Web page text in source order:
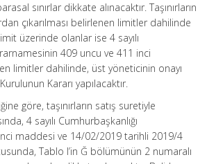
sınırlar dikkate alınacaktır. Taşınırların
çıkarılması belirlenen limitler dahilinde
üzerinde olanlar ise 4 sayılı
409 uncu ve 411 inci
limitler dahilinde, üst yöneticinin onayı
Kararı yapılacaktır.
göre, taşınırların satış suretiyle
4 sayılı Cumhurbaşkanlığı
maddesi ve 14/02/2019 tarihli 2019/4
Tablo I’in Ğ bölümünün 2 numaralı